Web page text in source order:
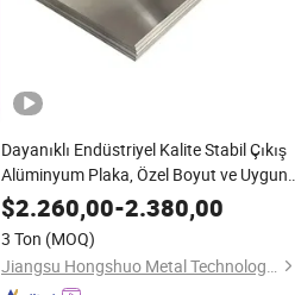
Dayanıklı Endüstriyel Kalite Stabil Çıkış
Alüminyum Plaka, Özel Boyut ve Uygun
Rekabetçi Toptan Fiyat ile
$2.260,00-2.380,00
3 Ton (MOQ)
Jiangsu Hongshuo Metal Technology Co., Ltd.